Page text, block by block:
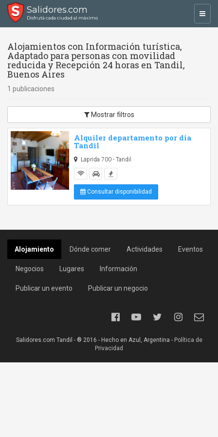
Salidores.com
Disfrutá cada ciudad al máximo
Alojamientos con Información turística,
Adaptado para personas con movilidad
reducida y Recepción 24 horas en Tandil,
Buenos Aires
1 publicaciones
Mostrar filtros
Alquiler departamento por dia
Tandil
Laprida 700 - Tandil
Consultar disponibilidad
Alojamiento Dónde comer Actividades Eventos
Negocios Lugares Información
Publicar un evento Publicar un negocio
Salidores.com Tandil - ® 2016 - Hecho en Azul, Argentina - Política de
Privacidad